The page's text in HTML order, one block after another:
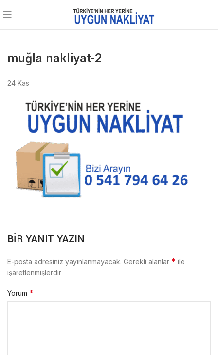
muğla nakliyat-2
24 Kas
BIR YANIT YAZIN
E-posta adresiniz yayınlanmayacak. Gerekli alanlar * ile
işaretlenmişlerdir
Yorum *